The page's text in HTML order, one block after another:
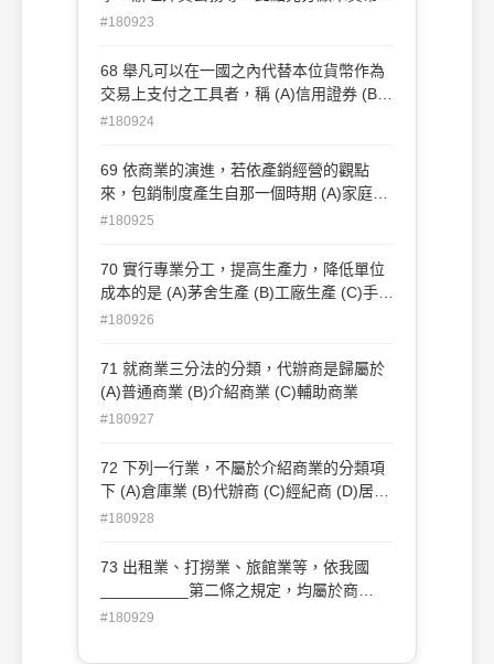
何種功能 (A)價值之表示 (B)價值之儲藏 (C)
#180923
68 舉凡可以在一國之內代替本位貨幣作為
交易上支付之工具者，稱 (A)信用證券 (B)
信用狀 (C)外匯 (D)債券
#180924
69 依商業的演進，若依產銷經營的觀點
來，包銷制度產生自那一個時期 (A)家庭生
產 (B)茅舍生產 (C)手工生產 (D)工廠生產
#180925
70 實行專業分工，提高生產力，降低單位
成本的是 (A)茅舍生產 (B)工廠生產 (C)手工
#180926
71 就商業三分法的分類，代辦商是歸屬於
(A)普通商業 (B)介紹商業 (C)輔助商業
#180927
72 下列一行業，不屬於介紹商業的分類項
下 (A)倉庫業 (B)代辦商 (C)經紀商 (D)居間
商
#180928
73 出租業、打撈業、旅館業等，依我國
__________第二條之規定，均屬於商
業 (A)公司法 (B)商業會計法 (C)審計法 (D)
#180929